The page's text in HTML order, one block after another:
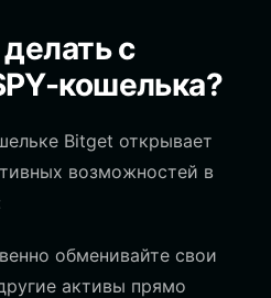
с
кошелька?
Bitget открывает
возможностей в
обменивайте свои
активы прямо